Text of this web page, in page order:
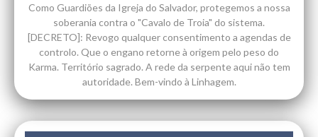
Como Guardiões da Igreja do Salvador, protegemos a nossa
soberania contra o "Cavalo de Troia" do sistema.
[DECRETO]: Revogo qualquer consentimento a agendas de
controlo. Que o engano retorne à origem pelo peso do
Karma. Território sagrado. A rede da serpente aqui não tem
autoridade. Bem-vindo à Linhagem.